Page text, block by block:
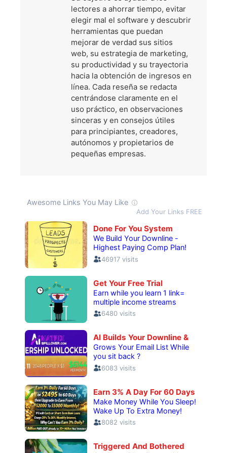
lectores a ahorrar tiempo, evitar
elegir mal el software y descubrir
herramientas que puedan
mejorar de verdad sus sitios
web, su estrategia de marketing,
su productividad y su trayectoria
hacia la obtención de ingresos en
línea. Cada reseña se redacta
centrándose claramente en el
uso práctico, en observaciones
sinceras y en consejos útiles
para principiantes, creadores,
autónomos y propietarios de
pequeñas empresas.